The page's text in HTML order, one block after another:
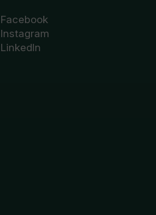
Facebook
Instagram
LinkedIn